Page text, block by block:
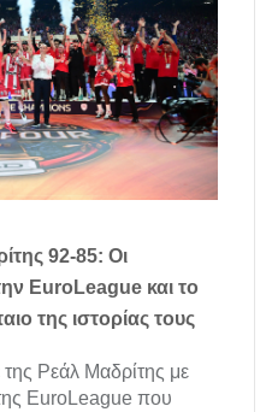
92-85: Οι
EuroLeague και το
της ιστορίας τους
Ρεάλ Μαδρίτης με
EuroLeague που